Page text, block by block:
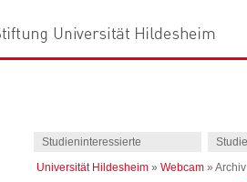
Studieninteressierte
Universität Hildesheim » Webcam » Archiv